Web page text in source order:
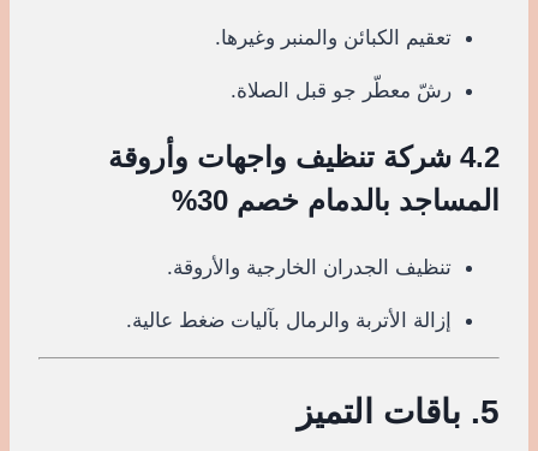
تعقيم الكبائن والمنبر وغيرها.
رشّ معطّر جو قبل الصلاة.
4.2 شركة تنظيف واجهات وأروقة
المساجد بالدمام خصم 30%
تنظيف الجدران الخارجية والأروقة.
إزالة الأتربة والرمال بآليات ضغط عالية.
5. باقات التميز